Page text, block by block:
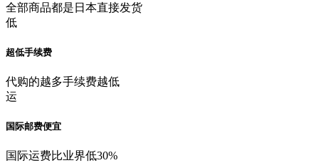
全部商品都是日本直接发货
低
超低手续费
代购的越多手续费越低
运
国际邮费便宜
国际运费比业界低30%